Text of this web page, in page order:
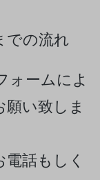
での流れ
ォームによ
願い致しま
話もしく